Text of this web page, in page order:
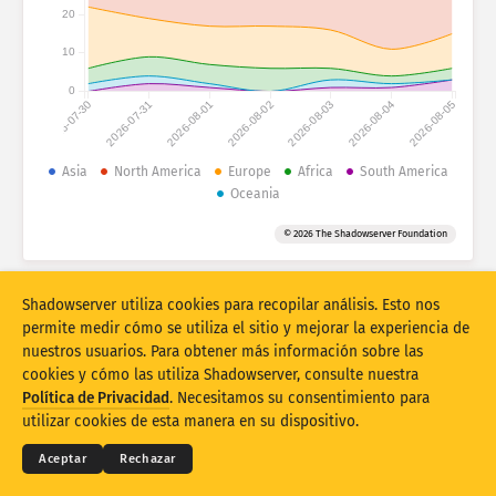
Estadísticas de ataques: dispositivos
Conjunto de datos
Límite
Superpuestos
Actualizar Restablecer
Descargar como PNG
2026-07-30 2026-07-31 2026-08-01 2026-08-02 2026-08-03 2026-08-04 2026-08-05
0
10
20
Asia North America Europe Africa
South America
Oceania
© 2026 The Shadowserver Foundation
© 2026THE SHADOWSERVER FOUNDATION
Términos y Privacidad
Póngase en contacto con nosotros
Créditos
Shadowserver utiliza cookies para recopilar análisis. Esto nos
permite medir cómo se utiliza el sitio y mejorar la experiencia de
nuestros usuarios. Para obtener más información sobre las
cookies y cómo las utiliza Shadowserver, consulte nuestra
Política de Privacidad. Necesitamos su consentimiento para
utilizar cookies de esta manera en su dispositivo.
Aceptar Rechazar